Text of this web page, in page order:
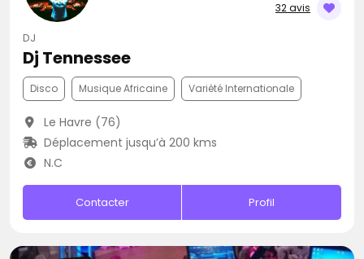
32 avis
DJ
Dj Tennessee
Disco Musique Africaine Variété Internationale
Le Havre (76)
Déplacement jusqu’à 200 kms
N.C
Contacter Profil